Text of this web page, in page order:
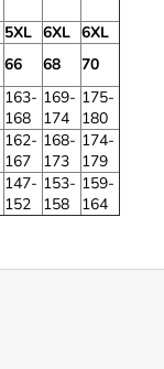
5XL 6XL 6XL
66 68
70
163-
168
169-
174
175-
180
162-
167
168-
173
174-
179
147-
152
153-
158
159-
164